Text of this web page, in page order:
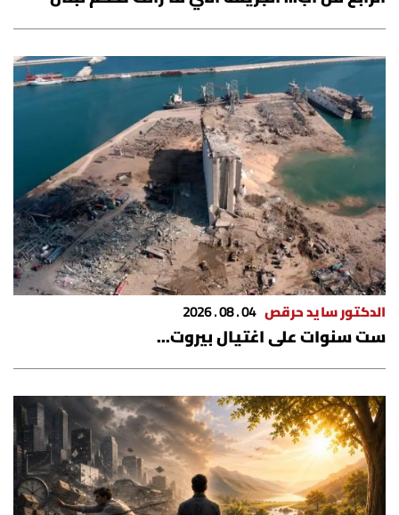
شروط الاستخدام
شروط الإشتراك
Digital solutions by
الدكتور سايد حرقص 04 . 08 . 2026
ست سنوات على اغتيال بيروت...